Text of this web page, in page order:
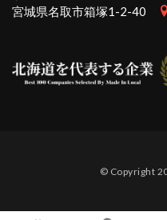
宮城県名取市箱塚1-2-40
© Copyright